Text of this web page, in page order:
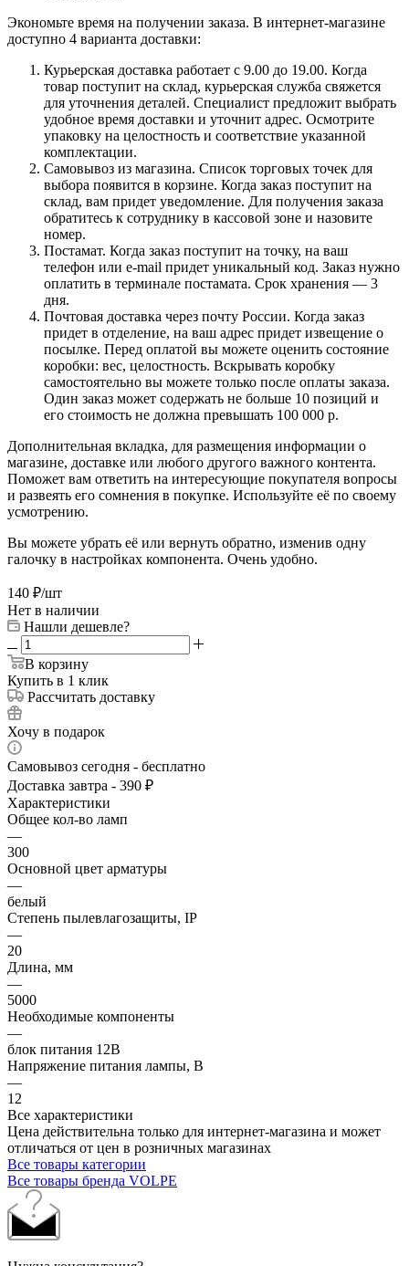
Экономьте время на получении заказа. В интернет-магазине
доступно 4 варианта доставки:
Курьерская доставка работает с 9.00 до 19.00. Когда
товар поступит на склад, курьерская служба свяжется
для уточнения деталей. Специалист предложит выбрать
удобное время доставки и уточнит адрес. Осмотрите
упаковку на целостность и соответствие указанной
комплектации.
Самовывоз из магазина. Список торговых точек для
выбора появится в корзине. Когда заказ поступит на
склад, вам придет уведомление. Для получения заказа
обратитесь к сотруднику в кассовой зоне и назовите
номер.
Постамат. Когда заказ поступит на точку, на ваш
телефон или e-mail придет уникальный код. Заказ нужно
оплатить в терминале постамата. Срок хранения — 3
дня.
Почтовая доставка через почту России. Когда заказ
придет в отделение, на ваш адрес придет извещение о
посылке. Перед оплатой вы можете оценить состояние
коробки: вес, целостность. Вскрывать коробку
самостоятельно вы можете только после оплаты заказа.
Один заказ может содержать не больше 10 позиций и
его стоимость не должна превышать 100 000 р.
Дополнительная вкладка, для размещения информации о
магазине, доставке или любого другого важного контента.
Поможет вам ответить на интересующие покупателя вопросы
и развеять его сомнения в покупке. Используйте её по своему
усмотрению.
Вы можете убрать её или вернуть обратно, изменив одну
галочку в настройках компонента. Очень удобно.
140 ₽/шт
Нет в наличии
Нашли дешевле?
В корзину
Купить в 1 клик
Рассчитать доставку
Хочу в подарок
Самовывоз сегодня - бесплатно
Доставка завтра - 390 ₽
Характеристики
Общее кол-во ламп
—
300
Основной цвет арматуры
—
белый
Степень пылевлагозащиты, IP
—
20
Длина, мм
—
5000
Необходимые компоненты
—
блок питания 12В
Напряжение питания лампы, В
—
12
Все характеристики
Цена действительна только для интернет-магазина и может
отличаться от цен в розничных магазинах
Все товары категории
Все товары бренда VOLPE